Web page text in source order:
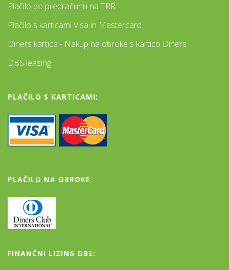
Plačilo po predračunu na TRR
Plačilo s karticami Visa in Mastercard.
Diners kartica - Nakup na obroke s kartico Diners
DBS leasing
PLAČILO S KARTICAMI:
PLAČILO NA OBROKE:
FINANČNI LIZING DBS: